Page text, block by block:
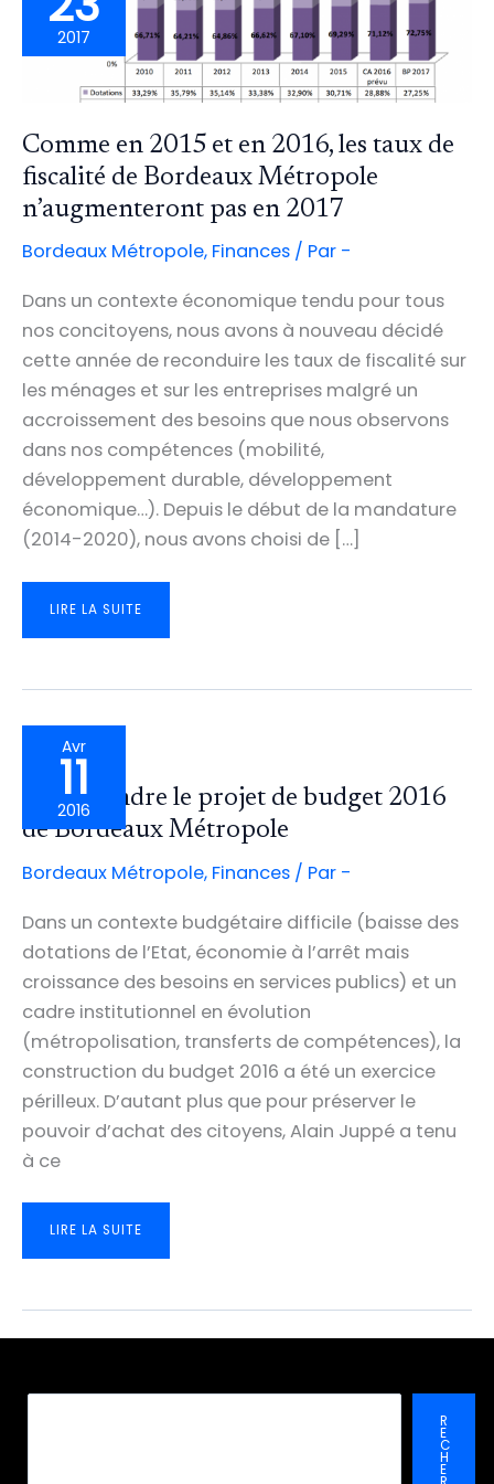
2017
Comme en 2015 et en 2016, les taux de
fiscalité de Bordeaux Métropole
n’augmenteront pas en 2017
Bordeaux Métropole, Finances / Par -
Dans un contexte économique tendu pour tous
nos concitoyens, nous avons à nouveau décidé
cette année de reconduire les taux de fiscalité sur
les ménages et sur les entreprises malgré un
accroissement des besoins que nous observons
dans nos compétences (mobilité,
développement durable, développement
économique…). Depuis le début de la mandature
(2014-2020), nous avons choisi de […]
COMME
TAUX
DE
BORDEAUX
MÉTROPOLE
N’AUGMENTERONT
EN
2017
LIRE LA SUITE
Avr
11
2016
Comprendre le projet de budget 2016
de Bordeaux Métropole
Bordeaux Métropole, Finances / Par -
Dans un contexte budgétaire difficile (baisse des
dotations de l’Etat, économie à l’arrêt mais
croissance des besoins en services publics) et un
cadre institutionnel en évolution
(métropolisation, transferts de compétences), la
construction du budget 2016 a été un exercice
périlleux. D’autant plus que pour préserver le
pouvoir d’achat des citoyens, Alain Juppé a tenu
à ce
COMPRENDRE
BORDEAUX
LIRE LA SUITE
R
E
C
H
E